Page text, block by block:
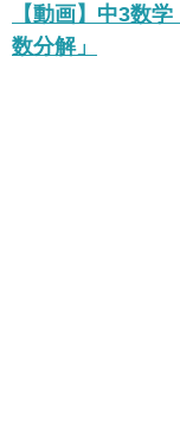
【動画】中3数
数分解」